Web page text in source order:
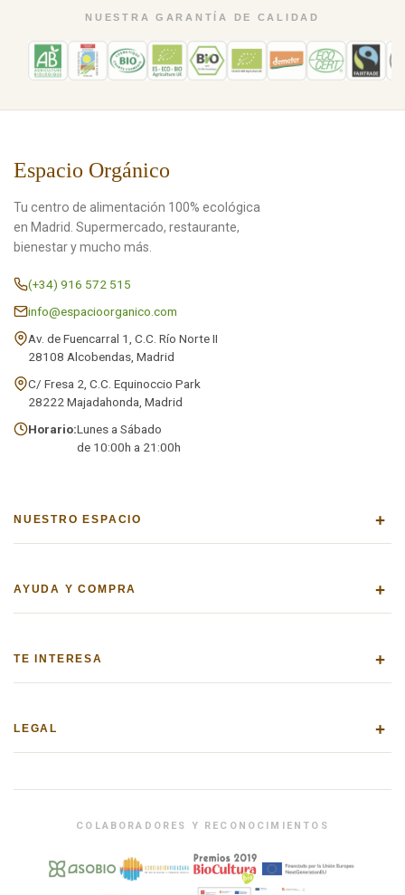
NUESTRA GARANTÍA DE CALIDAD
Espacio Orgánico
Tu centro de alimentación 100% ecológica
en Madrid. Supermercado, restaurante,
bienestar y mucho más.
(+34) 916 572 515
info@espacioorganico.com
Av. de Fuencarral 1, C.C. Río Norte II
28108 Alcobendas, Madrid
C/ Fresa 2, C.C. Equinoccio Park
28222 Majadahonda, Madrid
Horario:Lunes a Sábado
de 10:00h a 21:00h
NUESTRO ESPACIO +
AYUDA Y COMPRA +
TE INTERESA +
LEGAL +
COLABORADORES Y RECONOCIMIENTOS